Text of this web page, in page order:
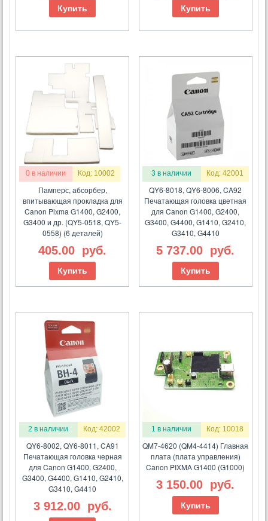
Купить Купить
0 в наличии Код: 10002
Памперс, абсорбер,
впитывающая прокладка для
Canon Pixma G1400, G2400,
G3400 и др. (QY5-0518, QY5-
0558) (6 деталей)
405.00 руб.
Купить
3 в наличии Код: 42001
QY6-8018, QY6-8006, CA92
Печатающая головка цветная
для Canon G1400, G2400,
G3400, G4400, G1410, G2410,
G3410, G4410
5 737.00 руб.
Купить
2 в наличии Код: 42002
QY6-8002, QY6-8011, CA91
Печатающая головка черная
для Canon G1400, G2400,
G3400, G4400, G1410, G2410,
G3410, G4410
3 912.00 руб.
1 в наличии Код: 10018
QM7-4620 (QM4-4414) Главная
плата (плата управления)
Canon PIXMA G1400 (G1000)
3 150.00 руб.
Купить